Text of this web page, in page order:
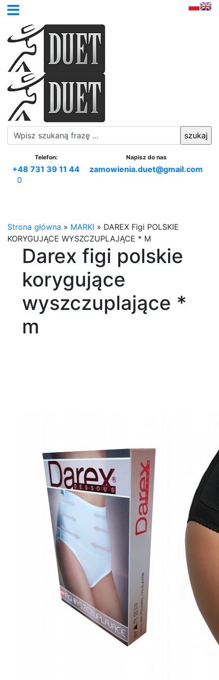
Telefon:
+48 731 39 11 44
Napisz do nas
zamowienia.duet@gmail.com
0
Strona główna » MARKI » DAREX Figi POLSKIE
KORYGUJĄCE WYSZCZUPLAJĄCE * M
Darex figi polskie
korygujące
wyszczuplające *
m